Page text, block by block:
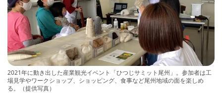
2021年に動き出した産業観光イベント「ひつじサミット尾州」。参加者は工
場見学やワークショップ、ショッピング、食事など尾州地域の面を楽しめ
る。（提供写真）